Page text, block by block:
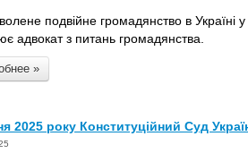
подвійне громадянство в Україні у
адвокат з питань громадянства.
»
2025 року Конституційний Суд